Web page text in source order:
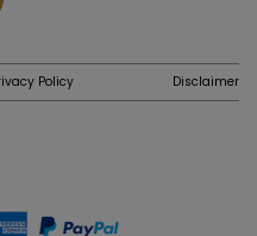
Policy Disclaimer